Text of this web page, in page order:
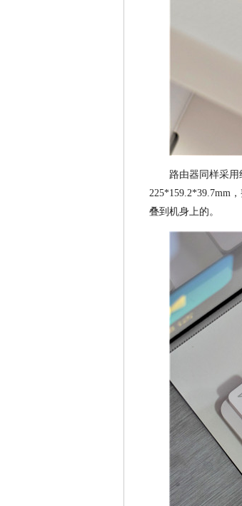
路由器同样采
225*159.2*39.7mm
叠到机身上的。